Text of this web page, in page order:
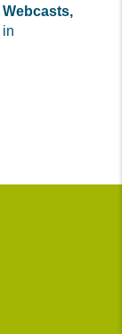
in